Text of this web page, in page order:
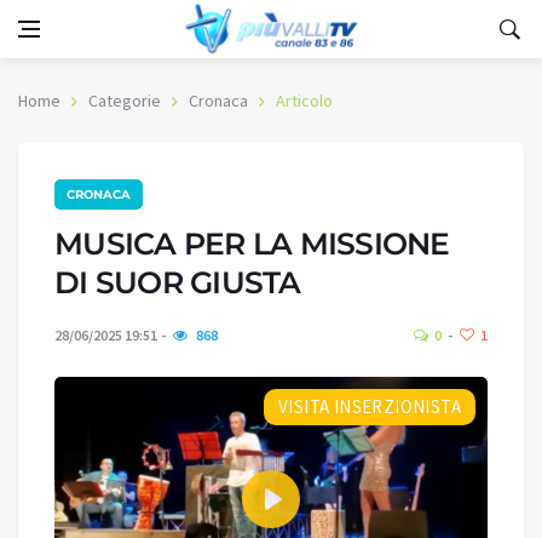
Home Categorie Cronaca Articolo
CRONACA
MUSICA PER LA MISSIONE
DI SUOR GIUSTA
28/06/2025 19:51 868 0 1
VISITA INSERZIONISTA
Play